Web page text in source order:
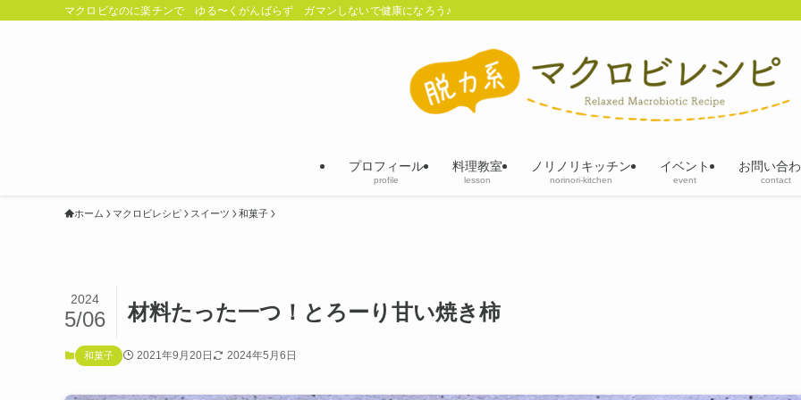
マクロビなのに楽チンで ゆる〜くがんばらず ガマンしないで健康になろう♪
プロフィール
profile
料理教室
lesson
ノリノリキッチン
norinori-kitchen
イベント
event
お問い合
contact
ホーム マクロビレシピ スイーツ 和菓子
材料たった一つ！とろーり甘い焼き柿
2024
5/06
和菓子 2021年9月20日 2024年5月6日